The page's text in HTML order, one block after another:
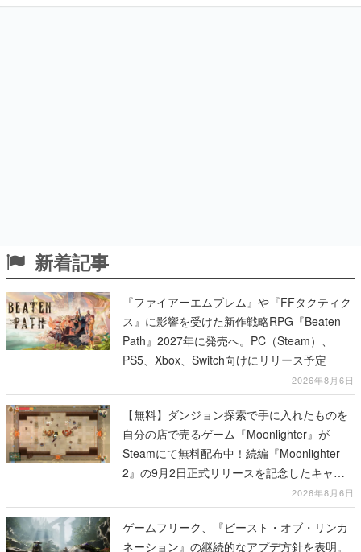
新着記事
『ファイアーエムブレム』や『FFタクティク
ス』に影響を受けた新作戦略RPG『Beaten
Path』2027年に発売へ。PC（Steam）、
PS5、Xbox、Switch向けにリリース予定
2026年8月6日
【無料】ダンジョン探索で手に入れたものを
自分の店で売るゲーム『Moonlighter』が
Steamにて無料配布中！続編『Moonlighter
2』の9月2日正式リリースを記念したキャン
2026年8月6日
ゲームフリーク、『ビースト・オブ・リンカ
ネーション』の継続的なアプデ方針を表明。